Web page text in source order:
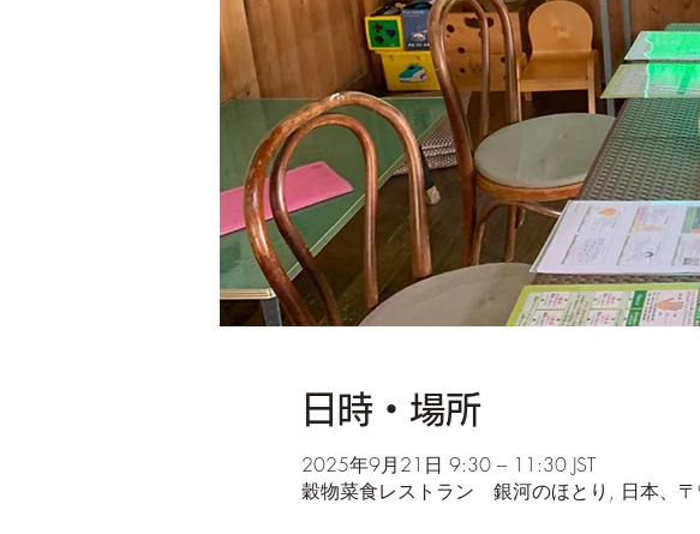
日時・場所
2025年9月21日 9:30 – 11:30 JST
穀物菜食レストラン 銀河のほとり, 日本、